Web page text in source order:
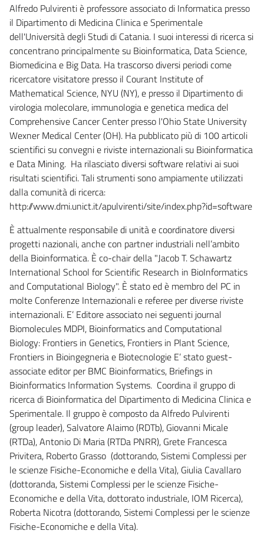
Alfredo Pulvirenti è professore associato di Informatica presso
il Dipartimento di Medicina Clinica e Sperimentale
dell'Università degli Studi di Catania. I suoi interessi di ricerca si
concentrano principalmente su Bioinformatica, Data Science,
Biomedicina e Big Data. Ha trascorso diversi periodi come
ricercatore visitatore presso il Courant Institute of
Mathematical Science, NYU (NY), e presso il Dipartimento di
virologia molecolare, immunologia e genetica medica del
Comprehensive Cancer Center presso l'Ohio State University
Wexner Medical Center (OH). Ha pubblicato più di 100 articoli
scientifici su convegni e riviste internazionali su Bioinformatica
e Data Mining. Ha rilasciato diversi software relativi ai suoi
risultati scientifici. Tali strumenti sono ampiamente utilizzati
dalla comunità di ricerca:
http://www.dmi.unict.it/apulvirenti/site/index.php?id=software
È attualmente responsabile di unità e coordinatore diversi
progetti nazionali, anche con partner industriali nell’ambito
della Bioinformatica. È co-chair della "Jacob T. Schawartz
International School for Scientific Research in BioInformatics
and Computational Biology". È stato ed è membro del PC in
molte Conferenze Internazionali e referee per diverse riviste
internazionali. E’ Editore associato nei seguenti journal
Biomolecules MDPI, Bioinformatics and Computational
Biology: Frontiers in Genetics, Frontiers in Plant Science,
Frontiers in Bioingegneria e Biotecnologie E’ stato guest-
associate editor per BMC Bioinformatics, Briefings in
Bioinformatics Information Systems. Coordina il gruppo di
ricerca di Bioinformatica del Dipartimento di Medicina Clinica e
Sperimentale. Il gruppo è composto da Alfredo Pulvirenti
(group leader), Salvatore Alaimo (RDTb), Giovanni Micale
(RTDa), Antonio Di Maria (RTDa PNRR), Grete Francesca
Privitera, Roberto Grasso (dottorando, Sistemi Complessi per
le scienze Fisiche-Economiche e della Vita), Giulia Cavallaro
(dottoranda, Sistemi Complessi per le scienze Fisiche-
Economiche e della Vita, dottorato industriale, IOM Ricerca),
Roberta Nicotra (dottorando, Sistemi Complessi per le scienze
Fisiche-Economiche e della Vita).